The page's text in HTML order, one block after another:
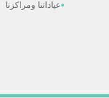
عياداتنا ومراكزنا